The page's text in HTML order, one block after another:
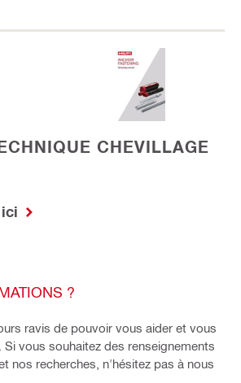
CHEVILLAGE
?
ravis de pouvoir vous aider et vous
vous souhaitez des renseignements
nos recherches, n'hésitez pas à nous